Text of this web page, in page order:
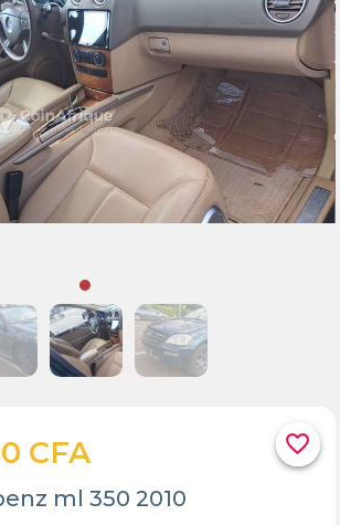
favorite_border
CFA
ml 350 2010